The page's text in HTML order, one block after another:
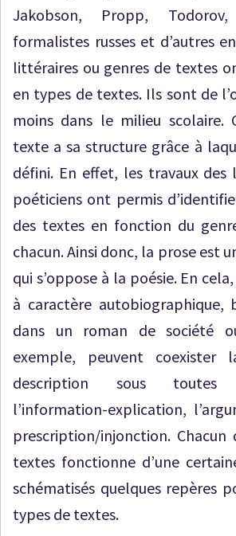
Jakobson, Propp,
formalistes russes et d’autres
littéraires ou genres de textes
en types de textes. Ils sont de
moins dans le milieu scolaire.
texte a sa structure grâce à
défini. En effet, les travaux des
poéticiens ont permis
des textes en fonction du
chacun. Ainsi donc, la prose est
qui s’oppose à la poésie. En
à caractère autobiographique,
dans un roman de société
exemple, peuvent coexister
description sous toutes
l’information-explication,
prescription/injonction. Chacun
textes fonctionne d’une
schématisés quelques repères
types de textes.